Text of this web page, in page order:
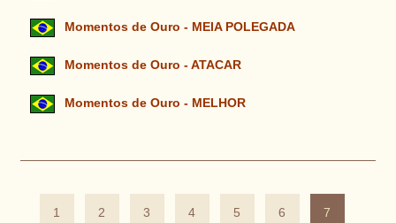
Momentos de Ouro - MEIA POLEGADA
Momentos de Ouro - ATACAR
Momentos de Ouro - MELHOR
1 2 3 4 5 6 7